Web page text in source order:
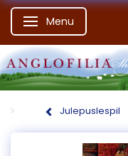
Skifte navigation
Menu
Julepuslespil